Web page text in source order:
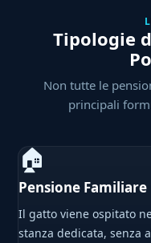
Tipologie
Non tutte le
principali
🏠
Pensione Familiare
Il gatto viene ospitato
stanza dedicata, senza